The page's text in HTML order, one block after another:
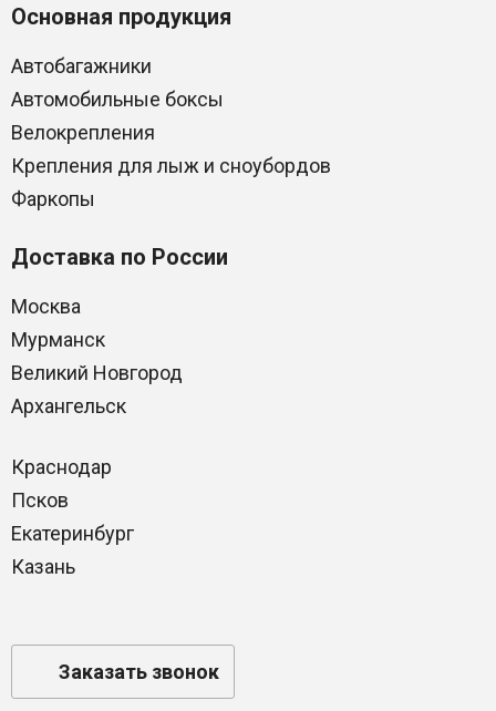
Основная продукция
Автобагажники
Автомобильные боксы
Велокрепления
Крепления для лыж и сноубордов
Фаркопы
Доставка по России
Москва
Мурманск
Великий Новгород
Архангельск
Краснодар
Псков
Екатеринбург
Казань
Заказать звонок